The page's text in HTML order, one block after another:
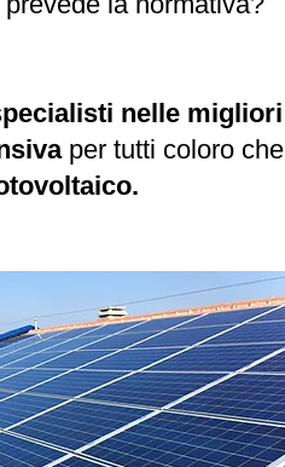
pecialisti nelle migliori
per tutti coloro che